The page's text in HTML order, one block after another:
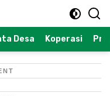
Desa Koperasi